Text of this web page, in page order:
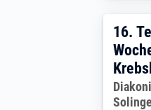
16.
16.